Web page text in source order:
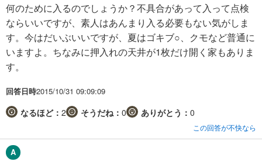
何のために入るのでしょうか？不具合があって入って点検
ならいいですが、素人はあんまり入る必要もない気がしま
す。今はだいぶいいですが、夏はゴキブ○、クモなど普通に
いますよ。ちなみに押入れの天井が1枚だけ開く家もありま
す。
回答日時2015/10/31 09:09:09
なるほど： 2 そうだね： 0 ありがとう： 0
この回答が不快なら